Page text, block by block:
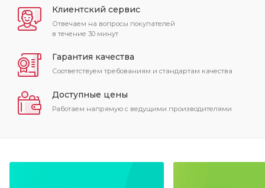
Клиентский сервис
Отвечаем на вопросы покупателей
в течение 30 минут
Гарантия качества
Соответствуем требованиям и стандартам качества
Доступные цены
Работаем напрямую с ведущими производителями